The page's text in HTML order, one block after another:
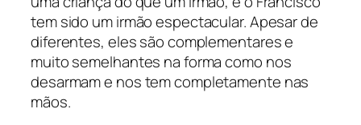
tem sido um irmão espectacular. Apesar de
diferentes, eles são complementares e
muito semelhantes na forma como nos
desarmam e nos tem completamente nas
mãos.